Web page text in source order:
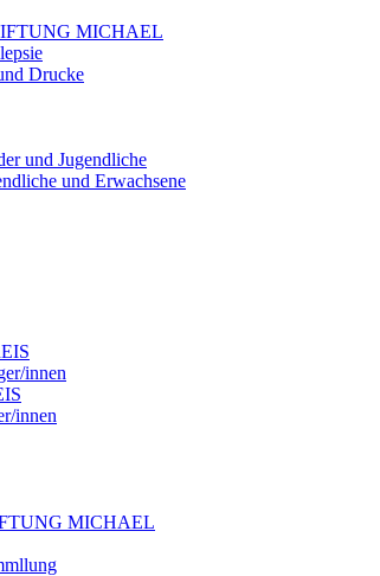
MICHAEL
Drucke
und Jugendliche
und Erwachsene
innen
innen
MICHAEL